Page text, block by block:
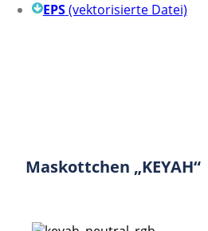
EPS(vektorisierte Datei)
Maskottchen „KEYAH“